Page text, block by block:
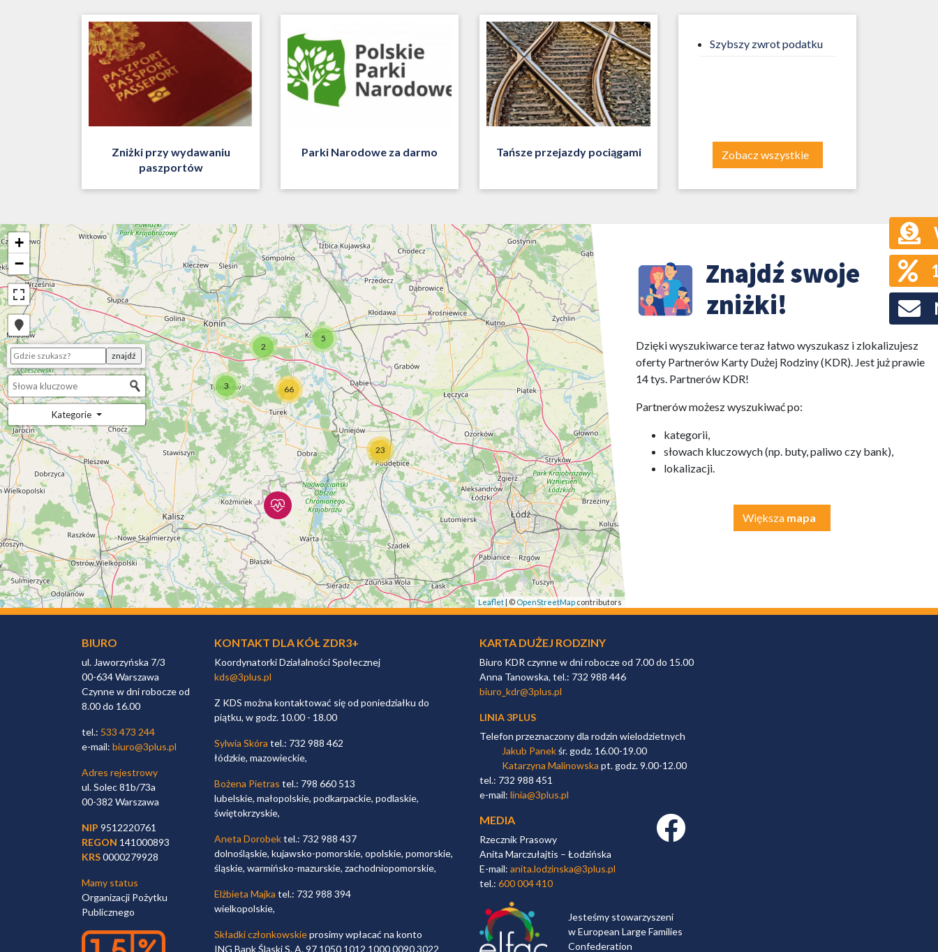
Zniżki przy wydawaniu
paszportów
Parki Narodowe za darmo Tańsze przejazdy pociągami
Szybszy zwrot podatku
Zobacz wszystkie
Kategorie
3
2
5
66
23
+
−
Leaflet| © OpenStreetMap contributors
Znajdź swoje
zniżki!
Dzięki wyszukiwarce teraz łatwo wyszukasz i zlokalizujesz
oferty Partnerów Karty Dużej Rodziny (KDR). Jest już prawie
14 tys. Partnerów KDR!
Partnerów możesz wyszukiwać po:
kategorii,
słowach kluczowych (np. buty, paliwo czy bank),
lokalizacji.
Większa mapa
BIURO
ul. Jaworzyńska 7/3
00-634 Warszawa
Czynne w dni robocze od
8.00 do 16.00
tel.: 533 473 244
e-mail: biuro@3plus.pl
Adres rejestrowy
ul. Solec 81b/73a
00-382 Warszawa
NIP 9512220761
REGON 141000893
KRS0000279928
Mamy status
Organizacji Pożytku
Publicznego
KONTAKT DLA KÓŁ ZDR3+
Koordynatorki Działalności Społecznej
kds@3plus.pl
Z KDS można kontaktować się od poniedziałku do
piątku, w godz. 10.00 - 18.00
Sylwia Skóra tel.: 732 988 462
łódzkie, mazowieckie,
Bożena Pietras tel.: 798 660 513
lubelskie, małopolskie, podkarpackie, podlaskie,
świętokrzyskie,
Aneta Dorobektel.: 732 988 437
dolnośląskie, kujawsko-pomorskie, opolskie, pomorskie,
śląskie, warmińsko-mazurskie, zachodniopomorskie,
Elżbieta Majka tel.: 732 988 394
wielkopolskie,
Składki członkowskieprosimy wpłacać na konto
ING Bank Śląski S. A. 97 1050 1012 1000 0090 3022
KARTA DUŻEJ RODZINY
Biuro KDR czynne w dni robocze od 7.00 do 15.00
Anna Tanowska, tel.: 732 988 446
biuro_kdr@3plus.pl
LINIA 3PLUS
Telefon przeznaczony dla rodzin wielodzietnych
Jakub Panekśr. godz. 16.00-19.00
Katarzyna Malinowska pt. godz. 9.00-12.00
tel.: 732 988 451
e-mail: linia@3plus.pl
MEDIA
Rzecznik Prasowy
Anita Marczułajtis – Łodzińska
E-mail: anita.lodzinska@3plus.pl
tel.: 600 004 410
Facebook link
Jesteśmy stowarzyszeni
w European Large Families
Confederation